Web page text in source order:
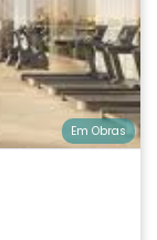
Em Obras